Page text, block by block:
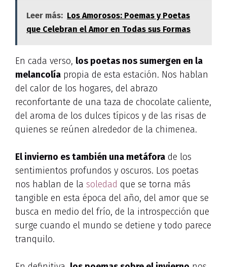
Leer más: Los Amorosos: Poemas y Poetas
que Celebran el Amor en Todas sus Formas
En cada verso, los poetas nos sumergen en la
melancolía propia de esta estación. Nos hablan
del calor de los hogares, del abrazo
reconfortante de una taza de chocolate caliente,
del aroma de los dulces típicos y de las risas de
quienes se reúnen alrededor de la chimenea.
El invierno es también una metáfora de los
sentimientos profundos y oscuros. Los poetas
nos hablan de la soledad que se torna más
tangible en esta época del año, del amor que se
busca en medio del frío, de la introspección que
surge cuando el mundo se detiene y todo parece
tranquilo.